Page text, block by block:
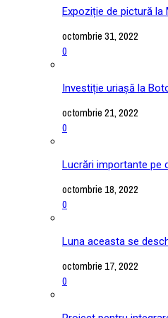
Expoziție de pictură
octombrie 31, 2022
0
Investiție uriașă la
octombrie 21, 2022
0
Lucrări importante pe
octombrie 18, 2022
0
Luna aceasta se
octombrie 17, 2022
0